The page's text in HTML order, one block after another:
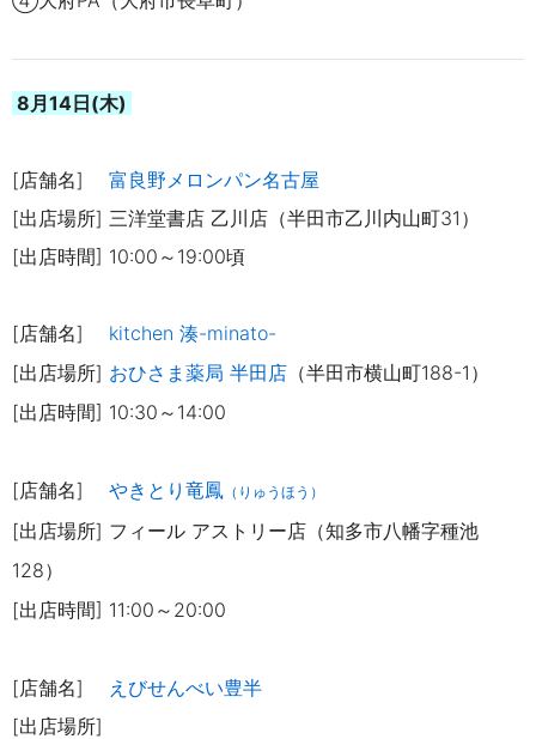
8月14日(木)
[店舗名] 富良野メロンパン名古屋
[出店場所] 三洋堂書店 乙川店（半田市乙川内山町31）
[出店時間] 10:00～19:00頃
[店舗名] kitchen 湊-minato-
[出店場所] おひさま薬局 半田店 （半田市横山町188-1 ）
[出店時間] 10:30～14:00
[店舗名] やきとり竜鳳 （りゅうほう）
[出店場所] フィール アストリー店（知多市八幡字種池
128）
[出店時間] 11:00 ～20:00
[店舗名]
えびせんべい豊半
[出店場所]